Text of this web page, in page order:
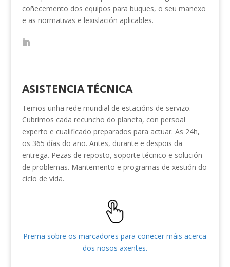
coñecemento dos equipos para buques, o seu manexo
e as normativas e lexislación aplicables.
ASISTENCIA TÉCNICA
Temos unha rede mundial de estacións de servizo.
Cubrimos cada recuncho do planeta, con persoal
experto e cualificado preparados para actuar. As 24h,
os 365 días do ano. Antes, durante e despois da
entrega. Pezas de reposto, soporte técnico e solución
de problemas. Mantemento e programas de xestión do
ciclo de vida.
Prema sobre os marcadores para coñecer máis acerca
dos nosos axentes.